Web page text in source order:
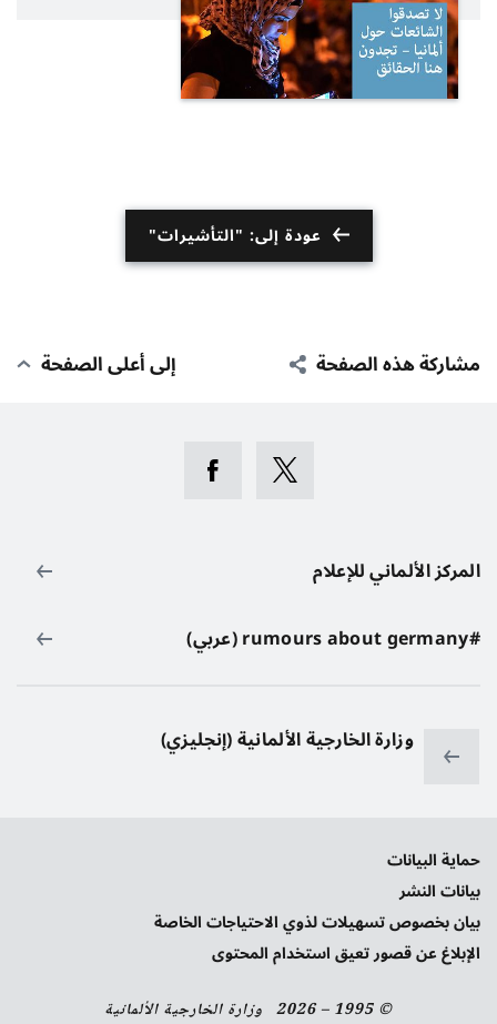
عودة إلى: "التأشيرات"
مشاركة هذه الصفحة إلى أعلى الصفحة
المركز الألماني للإعلام
#rumours about germany (عربي)
وزارة الخارجية الألمانية (إنجليزي)
حماية البيانات
بيانات النشر
بيان بخصوص تسهيلات لذوي الاحتياجات الخاصة
الإبلاغ عن قصور تعيق استخدام المحتوى
© 1995 – 2026 وزارة الخارجية الألمانية